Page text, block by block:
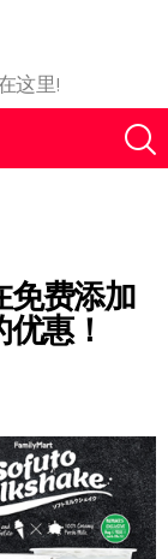
这里!
费添加
惠！